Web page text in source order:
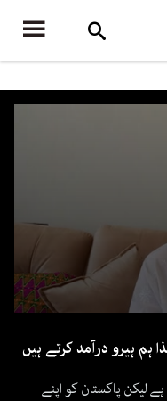
ofہم ہیرو درآمد کرتے ہیں
لیکن پاکستان کو اپنے